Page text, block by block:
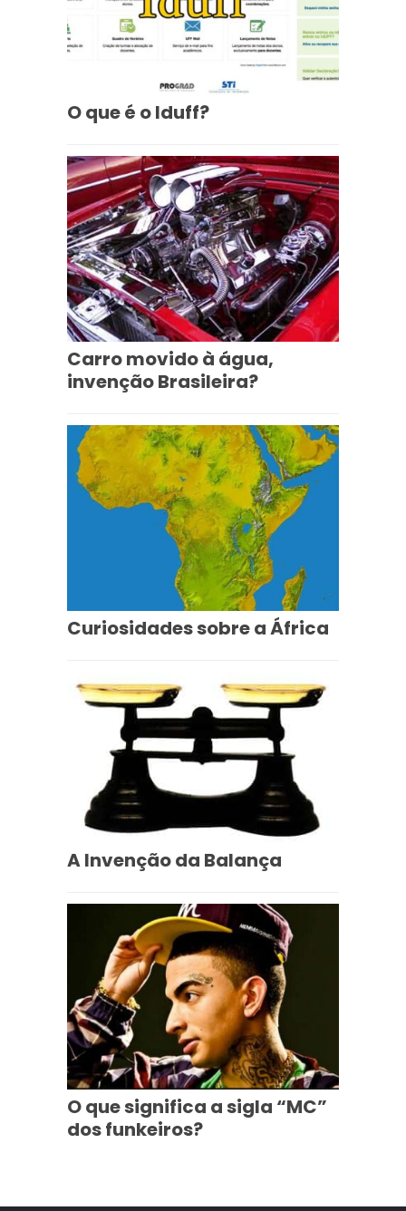
O que é o Iduff?
Carro movido à água,
invenção Brasileira?
Curiosidades sobre a África
A Invenção da Balança
O que significa a sigla “MC”
dos funkeiros?